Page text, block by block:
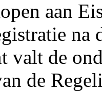
aan
na
valt de
de